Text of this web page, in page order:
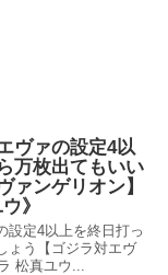
ヴァの設定4以
万枚出てもいい
ァンゲリオン】
》
設定4以上を終日打っ
ょう【ゴジラ対エヴ
松真ユウ...